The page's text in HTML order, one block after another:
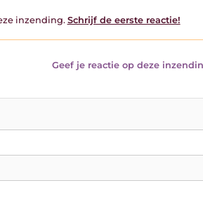
inzending.Schrijf de eerste reactie!
Geef je reactie op deze